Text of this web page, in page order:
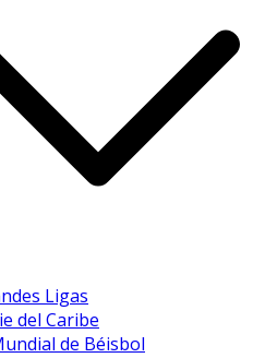
Ligas
del Caribe
de Béisbol